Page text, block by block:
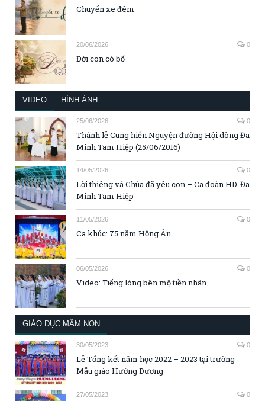
Chuyến xe đêm
20/06/2026 0
Đời con có bố
VIDEO HÌNH ẢNH
25/06/2026 0
Thánh lễ Cung hiến Nguyện đường Hội dòng Đa
Minh Tam Hiệp (25/06/2016)
14/05/2026 0
Lời thiêng và Chúa đã yêu con – Ca đoàn HD. Đa
Minh Tam Hiệp
11/05/2026 0
Ca khúc: 75 năm Hồng Ân
06/05/2026 0
Video: Tiếng lòng bên mộ tiền nhân
GIÁO DỤC MẦM NON
30/05/2023 0
Lễ Tổng kết năm học 2022 – 2023 tại trường
Mẫu giáo Hướng Dương
27/05/2023 0